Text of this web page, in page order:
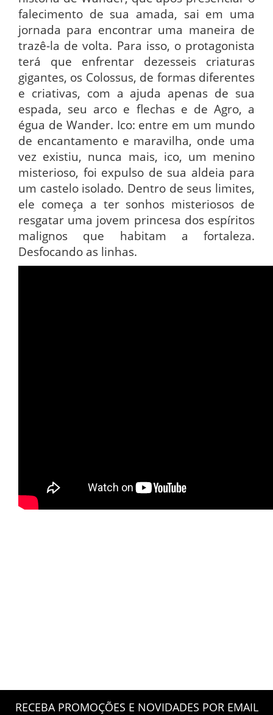
falecimento de sua amada, sai em uma
jornada para encontrar uma maneira de
trazê-la de volta. Para isso, o protagonista
terá que enfrentar dezesseis criaturas
gigantes, os Colossus, de formas diferentes
e criativas, com a ajuda apenas de sua
espada, seu arco e flechas e de Agro, a
égua de Wander. Ico: entre em um mundo
de encantamento e maravilha, onde uma
vez existiu, nunca mais, ico, um menino
misterioso, foi expulso de sua aldeia para
um castelo isolado. Dentro de seus limites,
ele começa a ter sonhos misteriosos de
resgatar uma jovem princesa dos espíritos
malignos que habitam a fortaleza.
Desfocando as linhas.
RECEBA PROMOÇÕES E NOVIDADES POR EMAIL